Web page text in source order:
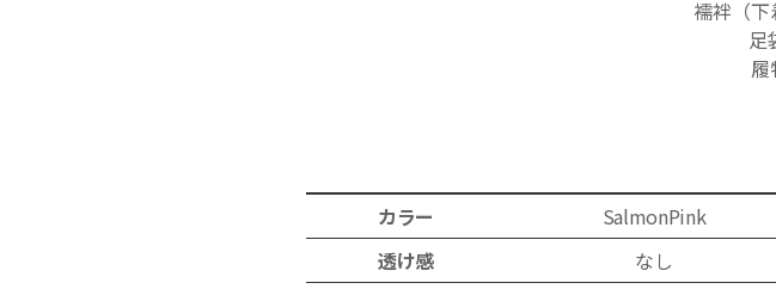
襦袢（下
足
履
カラー SalmonPink
透け感
なし